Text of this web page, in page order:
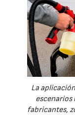
La
escenarios
fabricantes,